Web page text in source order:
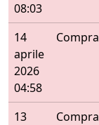
08:03
14
aprile
2026
04:58
Compra
13
Compra